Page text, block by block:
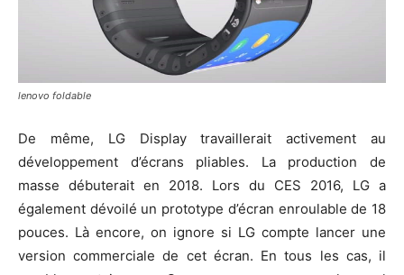
lenovo foldable
De même, LG Display travaillerait activement au
développement d’écrans pliables. La production de
masse débuterait en 2018. Lors du CES 2016, LG a
également dévoilé un prototype d’écran enroulable de 18
pouces. Là encore, on ignore si LG compte lancer une
version commerciale de cet écran. En tous les cas, il